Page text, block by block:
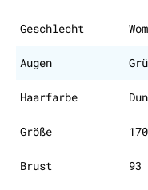
Geschlecht
Augen
Haarfarbe
Größe 170
Brust 93